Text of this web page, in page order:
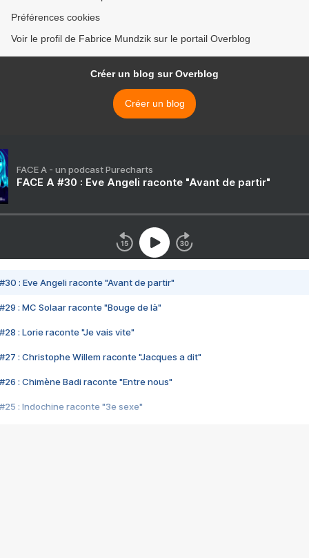
Préférences cookies
Voir le profil de Fabrice Mundzik sur le portail Overblog
Créer un blog sur Overblog
Créer un blog
FACE A - un podcast Purecharts
FACE A #30 : Eve Angeli raconte "Avant de partir"
#30 : Eve Angeli raconte "Avant de partir"
#29 : MC Solaar raconte "Bouge de là"
#28 : Lorie raconte "Je vais vite"
#27 : Christophe Willem raconte "Jacques a dit"
#26 : Chimène Badi raconte "Entre nous"
#25 : Indochine raconte "3e sexe"